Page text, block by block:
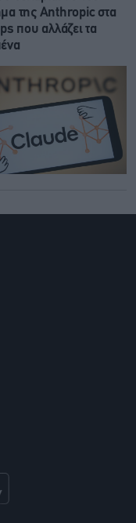
της Anthropic στα
που αλλάζει τα